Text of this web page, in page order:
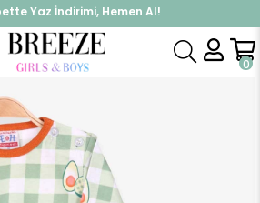
Yaz İndirimi, Hemen Al!
%10 İndirimi Kap, Hemen Üye Ol!
0
ERKEK Pijama Takımı